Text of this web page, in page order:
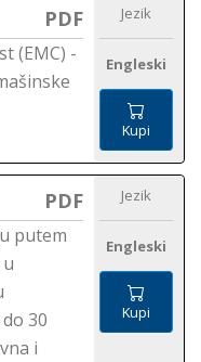
PDF
(EMC) -
Jezik
Engleski
Kupi
PDF
putem
30
i
Jezik
Engleski
Kupi